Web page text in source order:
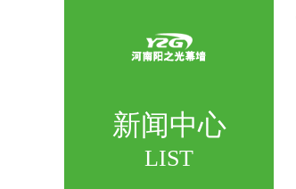
新闻中心
LIST